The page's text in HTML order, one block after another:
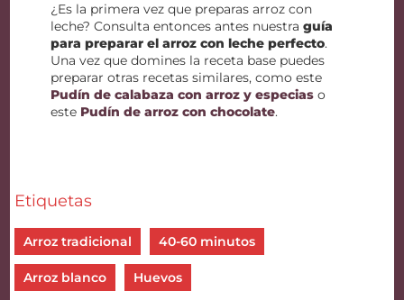
¿Es la primera vez que preparas arroz con
leche? Consulta entonces antes nuestraguía
para preparar el arroz con leche perfecto.
Una vez que domines la receta base puedes
preparar otras recetas similares, como este
Pudín de calabaza con arroz y especias o
este Pudín de arroz con chocolate.
Etiquetas
Arroz tradicional 40-60 minutos
Arroz blanco Huevos